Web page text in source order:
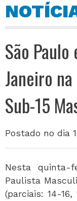
São
Janeiro
Sub-15
Postado no dia
Nesta quinta-
Paulista
(parciais: 14-